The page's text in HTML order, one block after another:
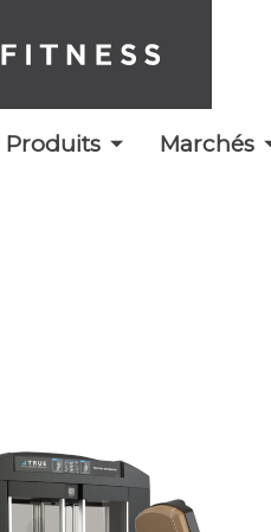
Produits Marchés